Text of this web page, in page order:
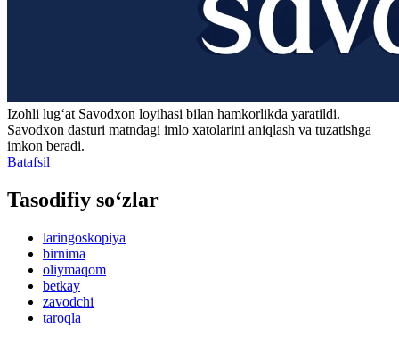
Izohli lugʻat Savodxon loyihasi bilan hamkorlikda yaratildi.
Savodxon dasturi matndagi imlo xatolarini aniqlash va tuzatishga
imkon beradi.
Batafsil
Tasodifiy so‘zlar
laringoskopiya
birnima
oliymaqom
betkay
zavodchi
taroqla